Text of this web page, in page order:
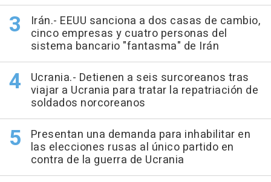
Irán.- EEUU sanciona a dos casas de cambio,
cinco empresas y cuatro personas del
sistema bancario "fantasma" de Irán
Ucrania.- Detienen a seis surcoreanos tras
viajar a Ucrania para tratar la repatriación de
soldados norcoreanos
Presentan una demanda para inhabilitar en
las elecciones rusas al único partido en
contra de la guerra de Ucrania